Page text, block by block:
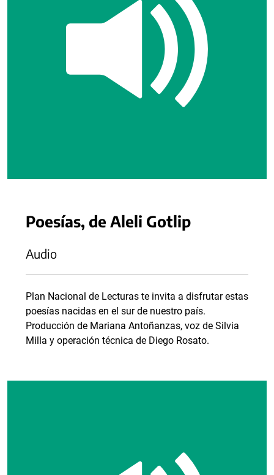
Poesías, de Aleli Gotlip
Audio
Plan Nacional de Lecturas te invita a disfrutar estas
poesías nacidas en el sur de nuestro país.
Producción de Mariana Antoñanzas, voz de Silvia
Milla y operación técnica de Diego Rosato.